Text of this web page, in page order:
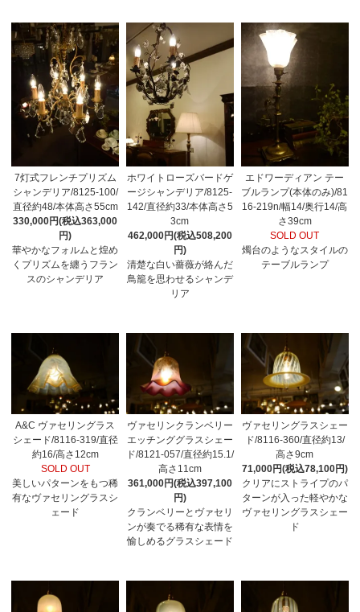
7灯式フレンチプリズム
シャンデリア/8125-100/
直径約48/本体高さ55cm
330,000円(税込363,000
円)
華やかなフォルムと煌め
くプリズムを纏うフラン
スのシャンデリア
ホワイトローズバードゲ
ージシャンデリア/8125-
142/直径約33/本体高さ5
3cm
462,000円(税込508,200
円)
清楚な白い薔薇が絡んだ
鳥籠を思わせるシャンデ
リア
エドワーディアン テー
ブルランプ(本体のみ)/81
16-219n/幅14/奥行14/高
さ39cm
SOLD OUT
燭台のようなスタイルの
テーブルランプ
A&C ヴァセリングラス
シェード/8116-319/直径
約16/高さ12cm
SOLD OUT
美しいパターンをもつ稀
有なヴァセリングラスシ
ェード
ヴァセリンクランベリー
エッチンググラスシェー
ド/8121-057/直径約15.1/
高さ11cm
361,000円(税込397,100
円)
クランベリーとヴァセリ
ンが奏でる稀有な表情を
愉しめるグラスシェード
ヴァセリングラスシェー
ド/8116-360/直径約13/
高さ9cm
71,000円(税込78,100円)
クリアにストライプのパ
ターンが入った軽やかな
ヴァセリングラスシェー
ド